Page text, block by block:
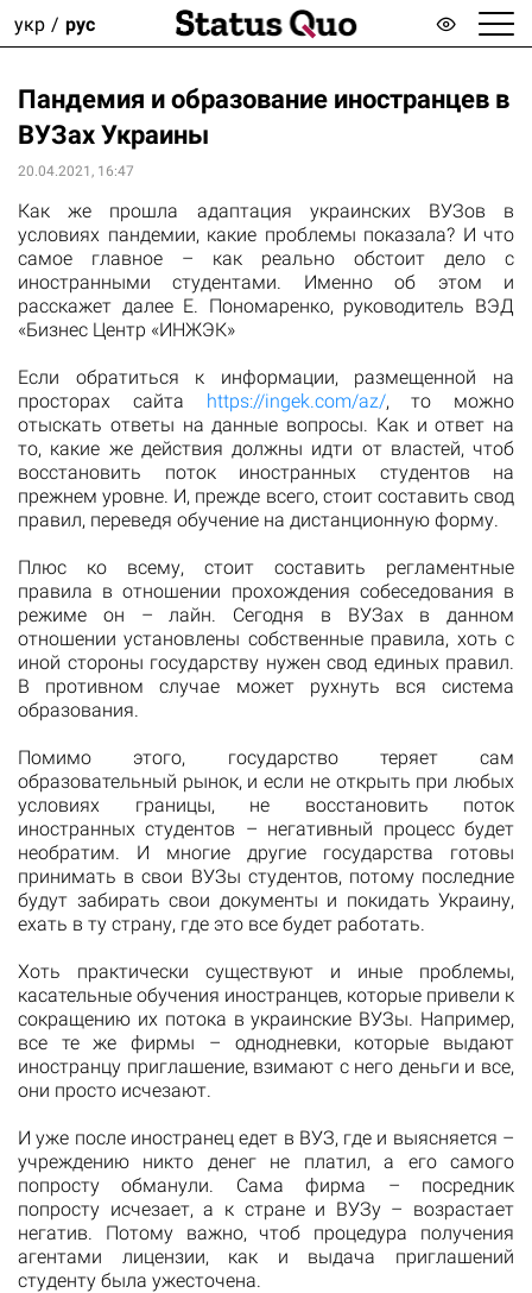
укр рус
Пандемия и образование иностранцев в
ВУЗах Украины
20.04.2021, 16:47
Как же прошла адаптация украинских ВУЗов в
условиях пандемии, какие проблемы показала? И что
самое главное – как реально обстоит дело с
иностранными студентами. Именно об этом и
расскажет далее Е. Пономаренко, руководитель ВЭД
«Бизнес Центр «ИНЖЭК»
Если обратиться к информации, размещенной на
просторах сайта https://ingek.com/az/, то можно
отыскать ответы на данные вопросы. Как и ответ на
то, какие же действия должны идти от властей, чтоб
восстановить поток иностранных студентов на
прежнем уровне. И, прежде всего, стоит составить свод
правил, переведя обучение на дистанционную форму.
Плюс ко всему, стоит составить регламентные
правила в отношении прохождения собеседования в
режиме он – лайн. Сегодня в ВУЗах в данном
отношении установлены собственные правила, хоть с
иной стороны государству нужен свод единых правил.
В противном случае может рухнуть вся система
образования.
Помимо этого, государство теряет сам
образовательный рынок, и если не открыть при любых
условиях границы, не восстановить поток
иностранных студентов – негативный процесс будет
необратим. И многие другие государства готовы
принимать в свои ВУЗы студентов, потому последние
будут забирать свои документы и покидать Украину,
ехать в ту страну, где это все будет работать.
Хоть практически существуют и иные проблемы,
касательные обучения иностранцев, которые привели к
сокращению их потока в украинские ВУЗы. Например,
все те же фирмы – однодневки, которые выдают
иностранцу приглашение, взимают с него деньги и все,
они просто исчезают.
И уже после иностранец едет в ВУЗ, где и выясняется –
учреждению никто денег не платил, а его самого
попросту обманули. Сама фирма – посредник
попросту исчезает, а к стране и ВУЗу – возрастает
негатив. Потому важно, чтоб процедура получения
агентами лицензии, как и выдача приглашений
студенту была ужесточена.